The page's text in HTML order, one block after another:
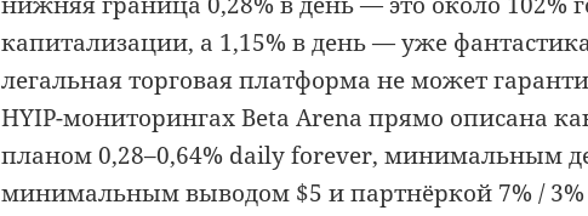
капитализации, а 1,15% в день — уже
легальная торговая платформа не может
HYIP-мониторингах Beta Arena прямо описана
планом 0,28–0,64% daily forever, минимальным
минимальным выводом $5 и партнёркой 7% / 3%